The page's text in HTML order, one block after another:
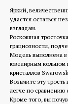
Яркий,
удастся остаться
взглядам.
Роскошная
грациозности,
Модель выполнена
ювелирным кольцом
кристаллов
Возьмите эту
легче по сравнению
Кроме того, вы